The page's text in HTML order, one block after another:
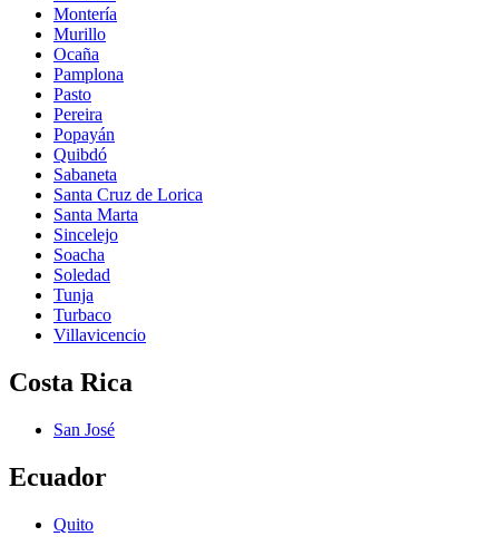
Montería
Murillo
Ocaña
Pamplona
Pasto
Pereira
Popayán
Quibdó
Sabaneta
Santa Cruz de Lorica
Santa Marta
Sincelejo
Soacha
Soledad
Tunja
Turbaco
Villavicencio
Costa Rica
San José
Ecuador
Quito